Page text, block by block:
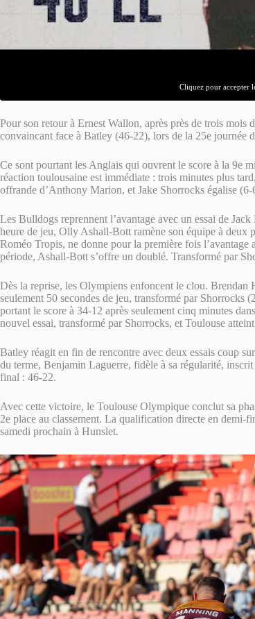
Cliquez pour accepter
Pour son retour à Ernest Wallon, après près de trois mois
convaincant face à Batley (46-22), lors de la 25e journée
Ce sont pourtant les Anglais qui ouvrent le score à la 9e
réaction toulousaine est immédiate : trois minutes plus
offrande d’Anthony Marion, et Jake Shorrocks égalise (6-
Les Bulldogs reprennent l’avantage avec un essai de
heure de jeu, Olly Ashall-Bott ramène son équipe à
Roméo Tropis, ne donne pour la première fois
période, Ashall-Bott s’offre un doublé. Transformé par
Dès la reprise, les Olympiens enfoncent le clou. Brendan
seulement 50 secondes de jeu, transformé par Shorrocks
portant le score à 34-12 après seulement cinq minutes
nouvel essai, transformé par Shorrocks, et Toulouse
Batley réagit en fin de rencontre avec deux essais coup
du terme, Benjamin Laguerre, fidèle à sa régularité,
final : 46-22.
Avec cette victoire, le Toulouse Olympique conclut sa
2e place au classement. La qualification directe en demi-
samedi prochain à Hunslet.